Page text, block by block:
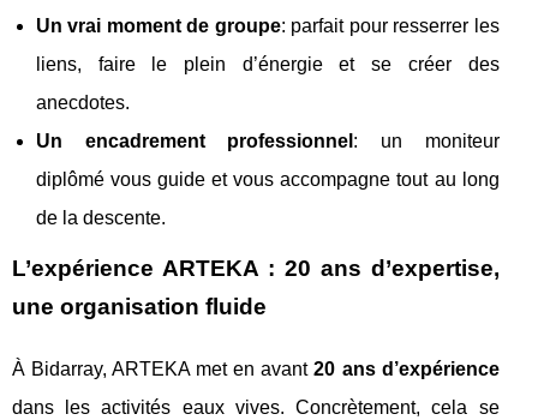
Un vrai moment de groupe: parfait pour resserrer les
liens, faire le plein d’énergie et se créer des
anecdotes.
Un encadrement professionnel : un moniteur
diplômé vous guide et vous accompagne tout au long
de la descente.
L’expérience ARTEKA : 20 ans d’expertise,
une organisation fluide
À Bidarray, ARTEKA met en avant20 ans d’expérience
dans les activités eaux vives. Concrètement, cela se